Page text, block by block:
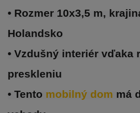
• Rozmer 10x3,5 m,
Holandsko
• Vzdušný interiér vďaka
preskleniu
• Tento mobilný dom má